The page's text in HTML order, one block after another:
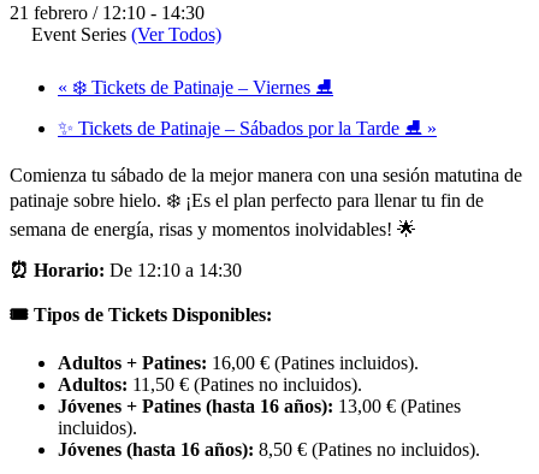
21 febrero / 12:10 - 14:30
Event Series (Ver Todos)
« ❄️ Tickets de Patinaje – Viernes ⛸️
✨ Tickets de Patinaje – Sábados por la Tarde ⛸️ »
Comienza tu sábado de la mejor manera con una sesión matutina de
patinaje sobre hielo. ❄️ ¡Es el plan perfecto para llenar tu fin de
semana de energía, risas y momentos inolvidables! 🌟
⏰ Horario: De 12:10 a 14:30
🎟️ Tipos de Tickets Disponibles:
Adultos + Patines: 16,00 € (Patines incluidos).
Adultos: 11,50 € (Patines no incluidos).
Jóvenes + Patines (hasta 16 años): 13,00 € (Patines
incluidos).
Jóvenes (hasta 16 años): 8,50 € (Patines no incluidos).